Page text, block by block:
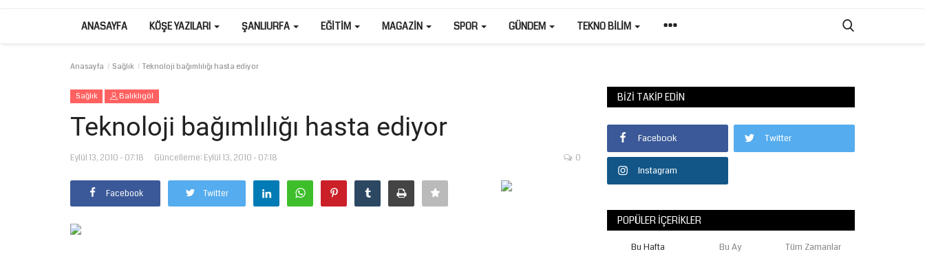
ANASAYFA KÖŞE YAZILARI ŞANLIURFA EĞITIM MAGAZIN SPOR GÜNDEM TEKNO BILIM
Anasayfa Sağlık Teknoloji bağımlılığı hasta ediyor
Sağlık Balıklıgöl
Teknoloji bağımlılığı hasta ediyor
Eylül 13, 2010 - 07:18 Güncelleme: Eylül 13, 2010 - 07:18 0
Facebook Twitter
BIZI TAKIP EDIN
Facebook Twitter
Instagram
POPÜLER İÇERIKLER
Bu Hafta Bu Ay Tüm Zamanlar